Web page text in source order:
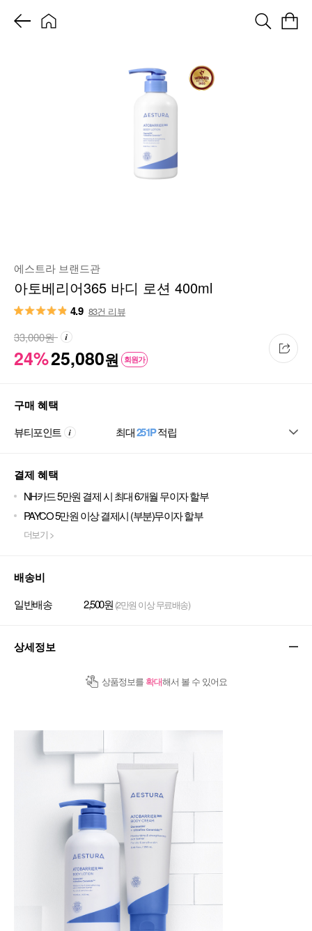
에스트라 브랜드관
아토베리어365 바디 로션 400ml
4.9 83건 리뷰
24%25,080원 회원가
33,000원
구매 혜택
뷰티포인트 최대251P적립
결제 혜택
NH카드 5만원 결제 시 최대 6개월 무이자 할부
PAYCO 5만원 이상 결제시 (부분)무이자 할부
더보기 >
배송비
일반배송 2,500원 (2만원 이상 무료배송)
상세정보
상품정보를 확대해서 볼 수 있어요